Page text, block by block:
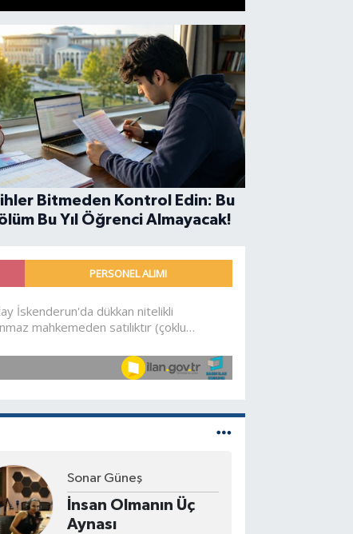
Bitmeden Kontrol Edin: Bu
Bu Yıl Öğrenci Almayacak!
Sonar Güneş
İnsan Olmanın Üç
Aynası